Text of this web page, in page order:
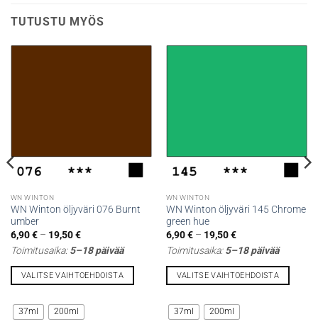
TUTUSTU MYÖS
WN WINTON
WN Winton öljyväri 076 Burnt
umber
6,90€ – 19,50€Hintaluokka:
-
Toimitusaika:5–18 päivää
VALITSE VAIHTOEHDOISTA
tuotteella
on
37ml 200ml
WN WINTON
WN Winton öljyväri 145 Chrome
green hue
6,90€ – 19,50€Hintaluokka:
-
Toimitusaika:5–18 päivää
VALITSE VAIHTOEHDOISTA
tuotteella
on
37ml 200ml